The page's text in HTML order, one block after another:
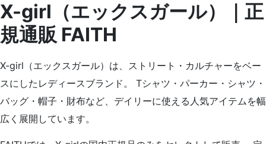
X-girl（エックスガール）｜正
規通販 FAITH
X-girl（エックスガール）は、ストリート・カルチャーをベー
スにしたレディースブランド。 Tシャツ・パーカー・シャツ・
バッグ・帽子・財布など、デイリーに使える人気アイテムを幅
広く展開しています。